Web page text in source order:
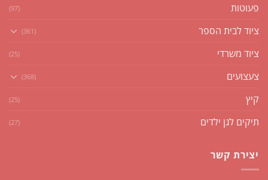
פעוטות (97)
ציוד לבית הספר (361)
ציוד משרדי (25)
צעצועים (368)
קיץ (25)
תיקים לגן ילדים (27)
יצירת קשר